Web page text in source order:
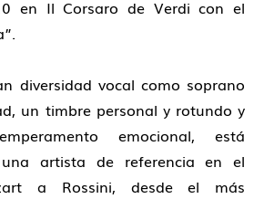
en Il Corsaro de Verdi con el
diversidad vocal como soprano
un timbre personal y rotundo y
emocional, está
artista de referencia en el
a Rossini, desde el más